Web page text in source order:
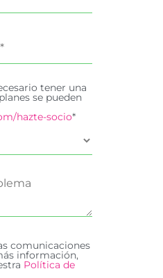
tener una
se pueden
hazte-socio*
comunicaciones
información,
Política de